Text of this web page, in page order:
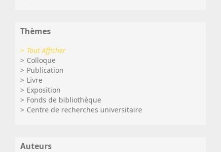
Thèmes
Tout Afficher
Colloque
Publication
Livre
Exposition
Fonds de bibliothèque
Centre de recherches universitaire
Auteurs